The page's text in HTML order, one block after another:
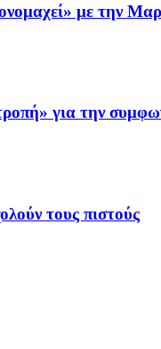
με την
για την
τους πιστούς